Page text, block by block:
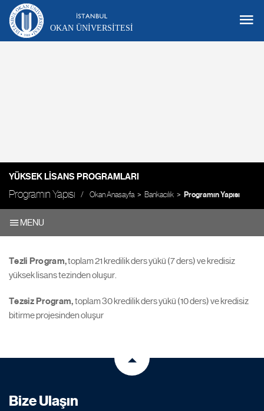
OKAN ÜNIVERSITESI
YÜKSEK LISANS PROGRAMLARI
Programın Yapısı Okan Anasayfa Bankacılık Programın Yapısı
MENU
Tezli Program,toplam 21 kredilik ders yükü (7 ders) ve kredisiz
yüksek lisans tezinden oluşur.
Tezsiz Program,toplam 30 kredilik ders yükü (10 ders) ve kredisiz
bitirme projesinden oluşur
Bize Ulaşın